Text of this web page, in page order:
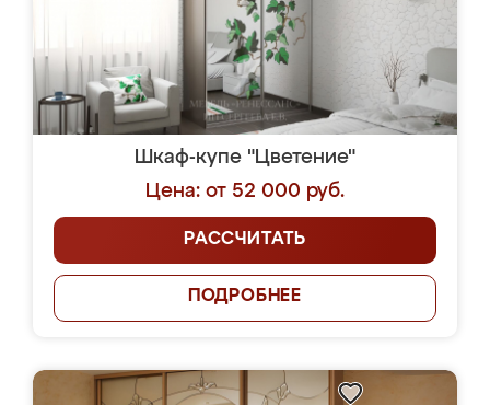
Шкаф-купе "Цветение"
Цена: от 52 000 руб.
РАССЧИТАТЬ
ПОДРОБНЕЕ